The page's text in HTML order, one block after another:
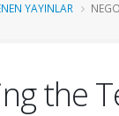
YAYINLAR
the